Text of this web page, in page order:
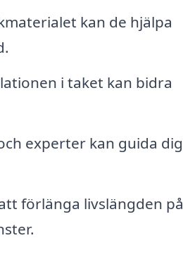
kan de hjälpa
i taket kan bidra
experter kan guida dig
förlänga livslängden på